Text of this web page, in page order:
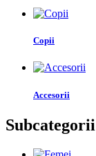
Copii
Accesorii
Subcategorii